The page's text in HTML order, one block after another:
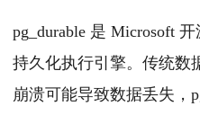
pg_durable 是 Microsoft
持久化执行引擎。传统数
崩溃可能导致数据丢失，